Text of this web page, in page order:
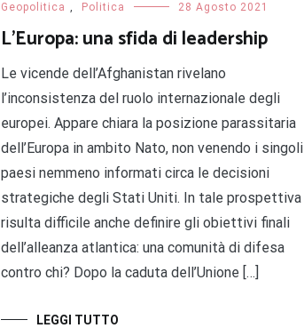
Geopolitica , Politica 28 Agosto 2021
L’Europa: una sfida di leadership
Le vicende dell’Afghanistan rivelano
l’inconsistenza del ruolo internazionale degli
europei. Appare chiara la posizione parassitaria
dell’Europa in ambito Nato, non venendo i singoli
paesi nemmeno informati circa le decisioni
strategiche degli Stati Uniti. In tale prospettiva
risulta difficile anche definire gli obiettivi finali
dell’alleanza atlantica: una comunità di difesa
contro chi? Dopo la caduta dell’Unione […]
LEGGI TUTTO